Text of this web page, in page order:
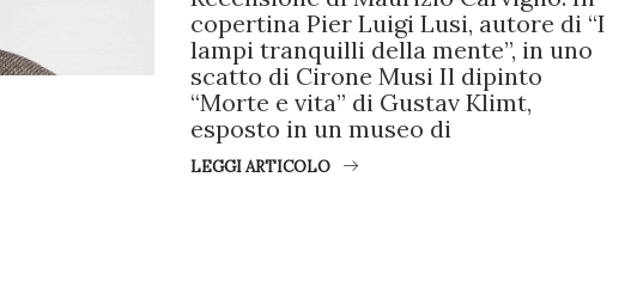
copertina Pier Luigi Lusi, autore di “I
lampi tranquilli della mente”, in uno
scatto di Cirone Musi Il dipinto
“Morte e vita” di Gustav Klimt,
esposto in un museo di
LEGGI ARTICOLO